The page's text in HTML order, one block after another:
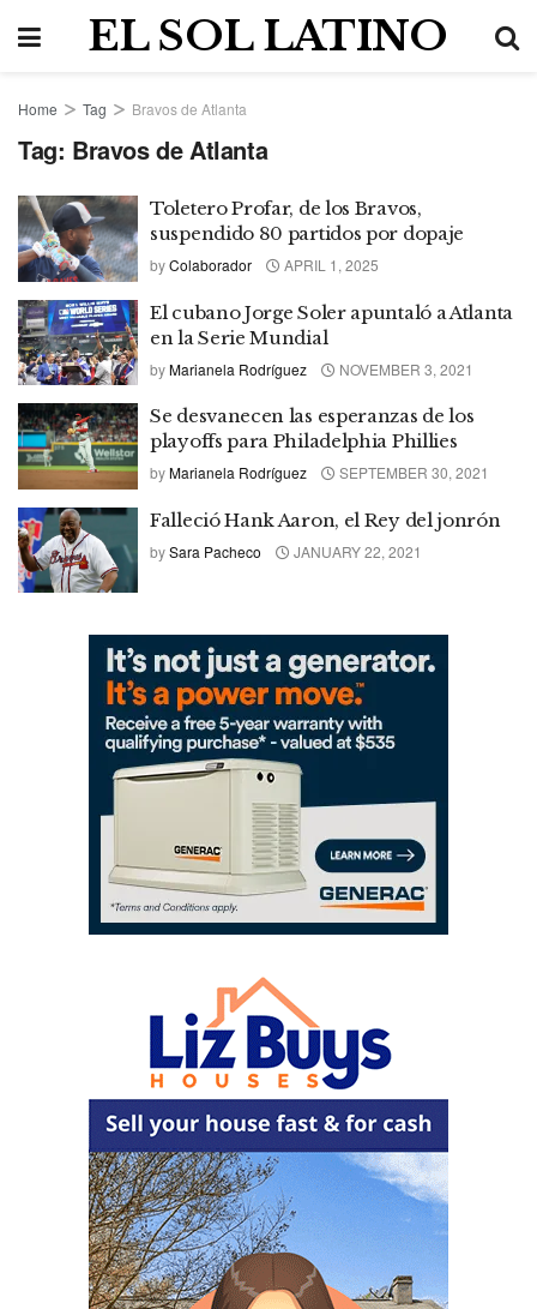
EL SOL LATINO
Home Tag Bravos de Atlanta
Tag: Bravos de Atlanta
Toletero Profar, de los Bravos,
suspendido 80 partidos por dopaje
byColaborador APRIL 1, 2025
El cubano Jorge Soler apuntaló a Atlanta
en la Serie Mundial
byMarianela Rodríguez NOVEMBER 3, 2021
Se desvanecen las esperanzas de los
playoffs para Philadelphia Phillies
byMarianela Rodríguez SEPTEMBER 30, 2021
Falleció Hank Aaron, el Rey del jonrón
bySara Pacheco JANUARY 22, 2021